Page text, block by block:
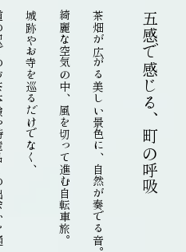
茶畑が広がる美しい景色に、自然が奏でる音。
綺麗な空気の中、風を切って進む自転車旅。
城跡やお寺を巡るだけでなく、
通して 五感で感じる、町の呼吸